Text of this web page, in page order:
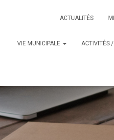
ACTUALITÉS
VIE MUNICIPALE ACTIVITÉS